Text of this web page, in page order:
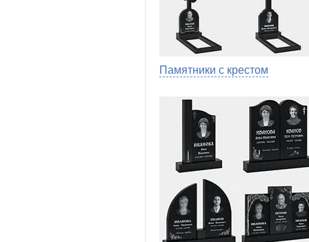
Памятники с крестом